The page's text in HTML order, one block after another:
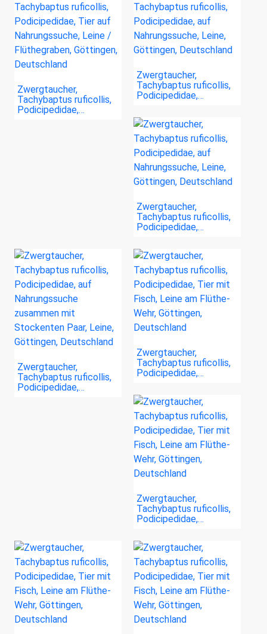
Zwergtaucher,
Tachybaptus ruficollis,
Podicipedidae,…
Zwergtaucher,
Tachybaptus ruficollis,
Podicipedidae,…
Zwergtaucher,
Tachybaptus ruficollis,
Podicipedidae,…
Zwergtaucher,
Tachybaptus ruficollis,
Podicipedidae,…
Zwergtaucher,
Tachybaptus ruficollis,
Podicipedidae,…
Zwergtaucher,
Tachybaptus ruficollis,
Podicipedidae,…